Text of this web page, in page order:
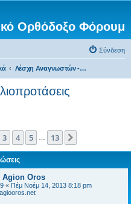
Ορθόδοξο Φόρουμ
Σύνδεση
Λέσχη Αναγνωστών - Βιβλιοπροτάσεις
από13
3 4 5 13
Oros
« Πέμ Νοέμ 14, 2013 8:18 pm